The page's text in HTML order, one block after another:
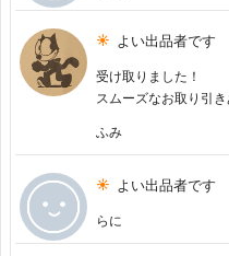
よい出品者です
受け取りました！
スムーズなお取り引
ふみ
よい出品者です
らに